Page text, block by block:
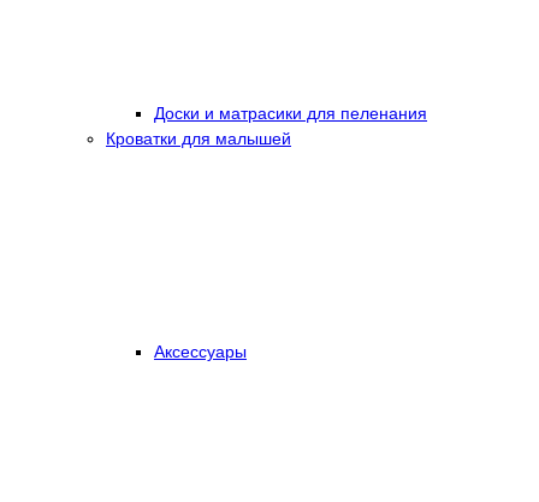
Доски и матрасики для пеленания
Кроватки для малышей
Аксессуары